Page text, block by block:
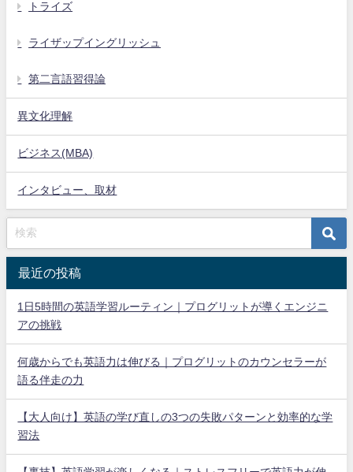
トライズ
ライザップイングリッシュ
第二言語習得論
異文化理解
ビジネス(MBA)
インタビュー、取材
最近の投稿
1日5時間の英語学習ルーティン｜プログリットが導くエンジニ
アの挑戦
何歳からでも英語力は伸びる｜プログリットのカウンセラーが
語る伴走の力
【大人向け】英語の学び直しの3つの失敗パターンと効率的な学
習法